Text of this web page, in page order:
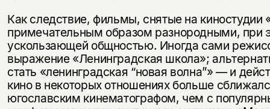
Как следствие, фильмы, снятые на киностудии
примечательным образом разнородными, при
ускользающей общностью. Иногда сами
выражение «Ленинградская школа»;
стать «ленинградская “новая волна”» — и
кино в некоторых отношениях больше
югославским кинематографом, чем с